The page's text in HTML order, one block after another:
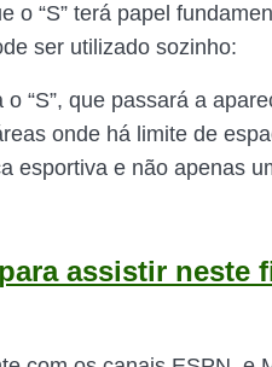
o “S” terá papel
ser utilizado sozinho:
“S”, que passará a
onde há limite de
esportiva e não apenas
assistir neste